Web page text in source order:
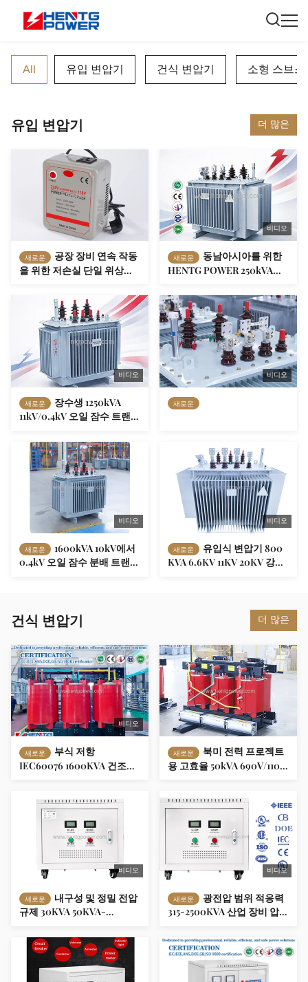
All 유입 변압기 건식 변압기 소형 스브
유입 변압기 더 많은
새로운
공장 장비 연속 작동
을 위한 저손실 단일 위상
비디오
새로운
동남아시아를 위한
HENTG POWER 250kVA
변압기 IEC 표준
비디오
새로운
장수생 1250kVA
11kV/0.4kV 오일 잠수 트랜스
비디오
새로운
비디오
새로운
1600kVA 10kV에서
0.4kV 오일 잠수 분배 트랜스
비디오
새로운
유입식 변압기 800
KVA 6.6KV 11KV 20KV 강압
건식 변압기 더 많은
비디오
새로운
부식 저항
IEC60076 1600KVA 건조형
조업체
새로운
북미 전력 프로젝트
용 고효율 50kVA 690V/110V
비디오
새로운
내구성 및 정밀 전압
규제 30KVA 50KVA-
압력 규제 OEM를위한 3 단
계 0.4KV에서 11KV 자동 변
비디오
새로운
광전압 범위 적응력
315-2500KVA 산업 장비 압력
자동 변압기 제조업체